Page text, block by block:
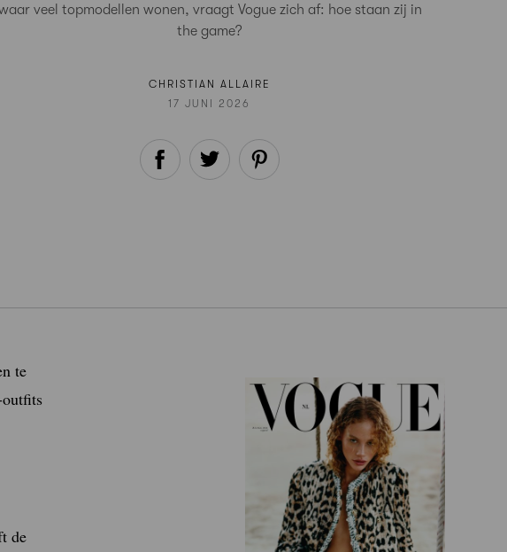
veel topmodellen wonen, vraagt Vogue zich af: hoe staan zij in
the game?
CHRISTIAN ALLAIRE
17 JUNI 2026
te
de